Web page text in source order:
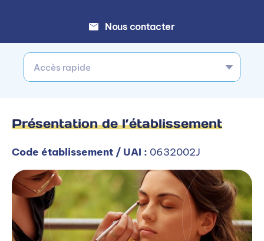
Nous contacter
Accès rapide
Présentation de l’établissement
Code établissement / UAI : 0632002J